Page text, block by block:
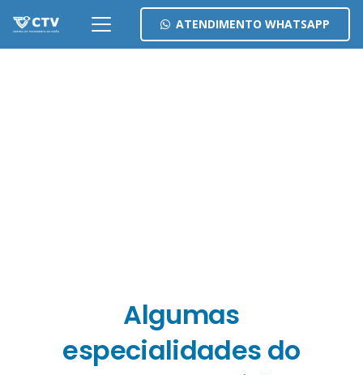
ATENDIMENTO WHATSAPP
Algumas
especialidades do